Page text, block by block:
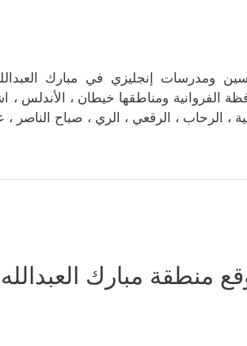
ومدرسات إنجليزي في مبارك
الفروانية ومناطقها خيطان ، الأندلس ،
، الرحاب ، الرقعي ، الري ، صباح
منطقة مبارك